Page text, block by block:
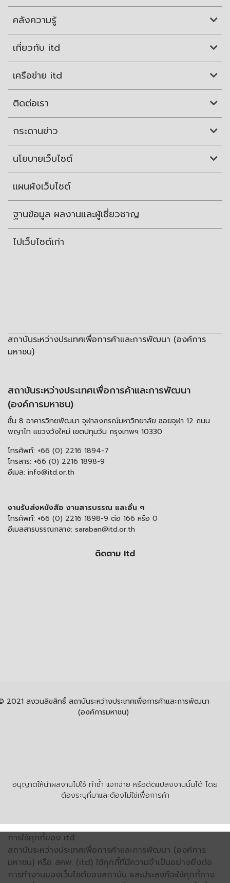
คลังความรู้
เกี่ยวกับ itd
เครือข่าย itd
ติดต่อเรา
กระดานข่าว
นโยบายเว็บไซต์
แผนผังเว็บไซต์
ฐานข้อมูล ผลงานและผู้เชี่ยวชาญ
ไปเว็บไซต์เก่า
สถาบันระหว่างประเทศเพื่อการค้าและการพัฒนา (องค์การ
มหาชน)
สถาบันระหว่างประเทศเพื่อการค้าและการพัฒนา
(องค์การมหาชน)
ชั้น 8 อาคารวิทยพัฒนา จุฬาลงกรณ์มหาวิทยาลัย ซอยจุฬา 12 ถนน
พญาไท แขวงวังใหม่ เขตปทุมวัน กรุงเทพฯ 10330
โทรศัพท์: +66 (0) 2216 1894-7
โทรสาร: +66 (0) 2216 1898-9
อีเมล: info@itd.or.th
งานรับส่งหนังสือ งานสารบรรณ และอื่น ๆ
โทรศัพท์: +66 (0) 2216 1898-9 ต่อ 166 หรือ 0
อีเมลสารบรรณกลาง: saraban@itd.or.th
ติดตาม itd
อนุญาตให้นำผลงานไปใช้ ทำซ้ำ แจกจ่าย หรือดัดแปลงงานนั้นได้ โดย
ต้องระบุที่มาและต้องไม่ใช่เพื่อการค้า
2021 สงวนลิขสิทธิ์ สถาบันระหว่างประเทศเพื่อการค้าและการพัฒนา
(องค์การมหาชน)
การใช้คุกกี้ของ itd
สถาบันระหว่างประเทศเพื่อการค้าและการพัฒนา (องค์การ
มหาชน) หรือ สคพ. (itd) ใช้คุกกี้ที่มีความจำเป็นอย่างยิ่งต่อ
การทำงานของเว็บไซต์ของสถาบัน และประสงค์จะใช้คุกกี้ทาง